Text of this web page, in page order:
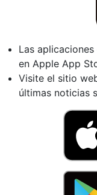
Las
en Apple App
Visite el sitio
últimas noticias